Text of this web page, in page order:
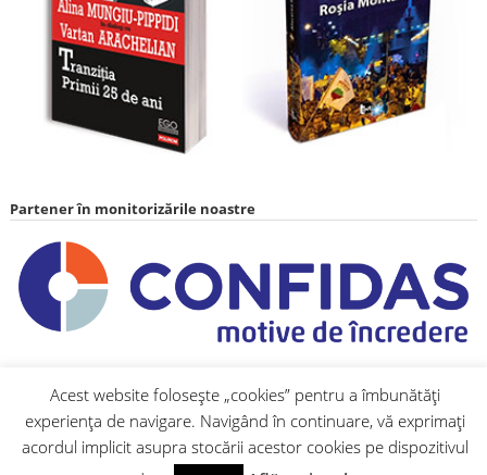
Partener în monitorizările noastre
Parteneri media
Gazeta ocnam Asocia
Site-uri partenere
Societa Biroul
Acest website folosește „cookies” pentru a îmbunătăți
experiența de navigare. Navigând în continuare, vă exprimați
acordul implicit asupra stocării acestor cookies pe dispozitivul